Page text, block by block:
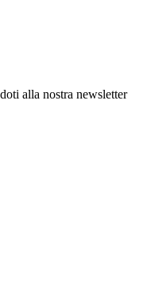
alla nostra newsletter